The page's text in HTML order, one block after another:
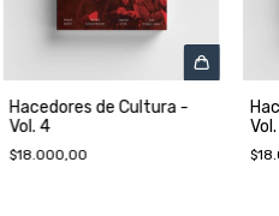
Hacedores de Cultura -
Vol. 4
$18.000,00